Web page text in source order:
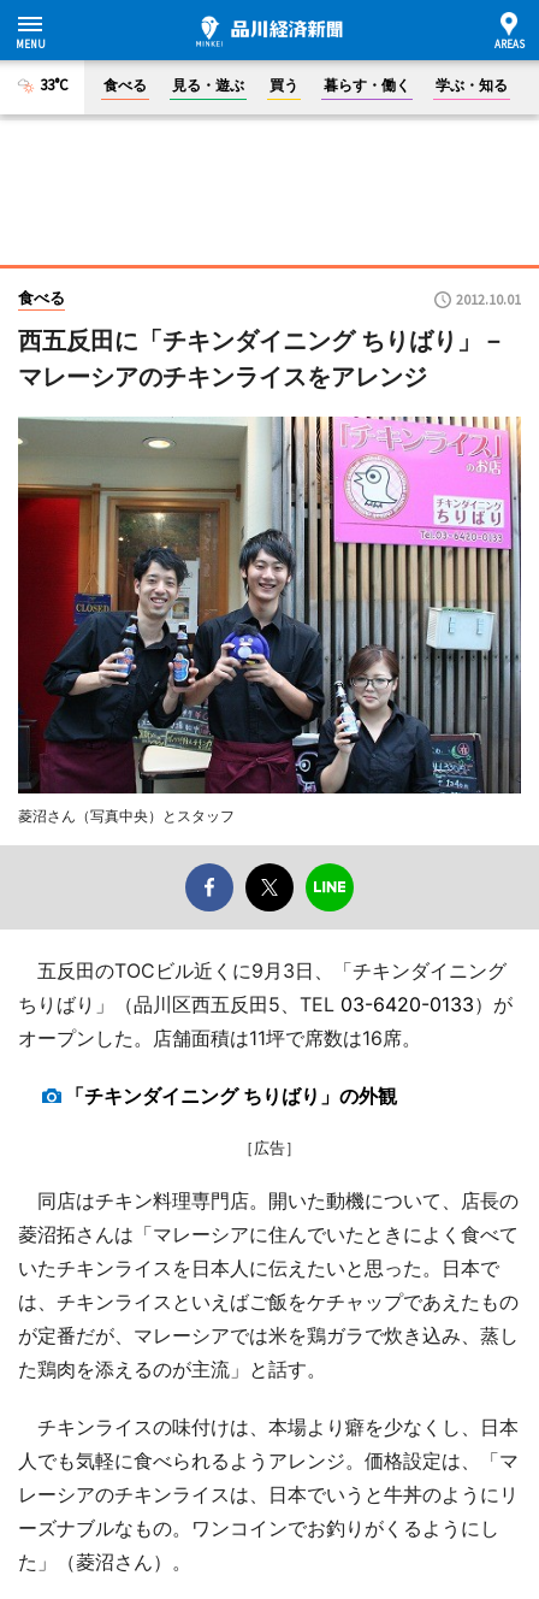
33°C 食べる 見る・遊ぶ 買う 暮らす・働く 学ぶ・知る
食べる 2012.10.01
西五反田に「チキンダイニング ちりばり」－
マレーシアのチキンライスをアレンジ
菱沼さん（写真中央）とスタッフ
五反田のTOCビル近くに9月3日、「チキンダイニング
ちりばり」（品川区西五反田5、TEL 03-6420-0133）が
オープンした。店舗面積は11坪で席数は16席。
「チキンダイニング ちりばり」の外観
［広告］
同店はチキン料理専門店。開いた動機について、店長の
菱沼拓さんは「マレーシアに住んでいたときによく食べて
いたチキンライスを日本人に伝えたいと思った。日本で
は、チキンライスといえばご飯をケチャップであえたもの
が定番だが、マレーシアでは米を鶏ガラで炊き込み、蒸し
た鶏肉を添えるのが主流」と話す。
チキンライスの味付けは、本場より癖を少なくし、日本
人でも気軽に食べられるようアレンジ。価格設定は、「マ
レーシアのチキンライスは、日本でいうと牛丼のようにリ
ーズナブルなもの。ワンコインでお釣りがくるようにし
た」（菱沼さん）。